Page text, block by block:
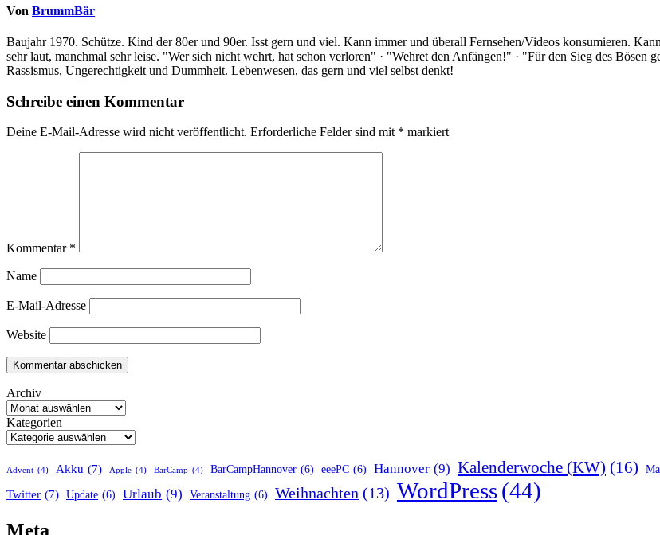
Von BrummBär
Baujahr 1970. Schütze. Kind der 80er und 90er. Isst gern und viel. Kann immer und überall Fernsehen/Videos konsumieren.
sehr laut, manchmal sehr leise. "Wer sich nicht wehrt, hat schon verloren" · "Wehret den Anfängen!" · "Für den Sieg des Bösen
Rassismus, Ungerechtigkeit und Dummheit. Lebenwesen, das gern und viel selbst denkt!
Schreibe einen Kommentar
Deine E-Mail-Adresse wird nicht veröffentlicht. Erforderliche Felder sind mit * markiert
Kommentar *
Name
E-Mail-Adresse
Website
Archiv
Kategorien
Advent (4) Akku (7) Apple (4) BarCamp (4) BarCampHannover (6) eeePC (6) Hannover (9) Kalenderwoche (KW) (16)
Twitter (7) Update (6) Urlaub (9) Veranstaltung (6) Weihnachten (13) WordPress(44)
Meta